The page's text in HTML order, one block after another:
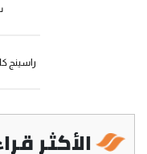
الأكثر